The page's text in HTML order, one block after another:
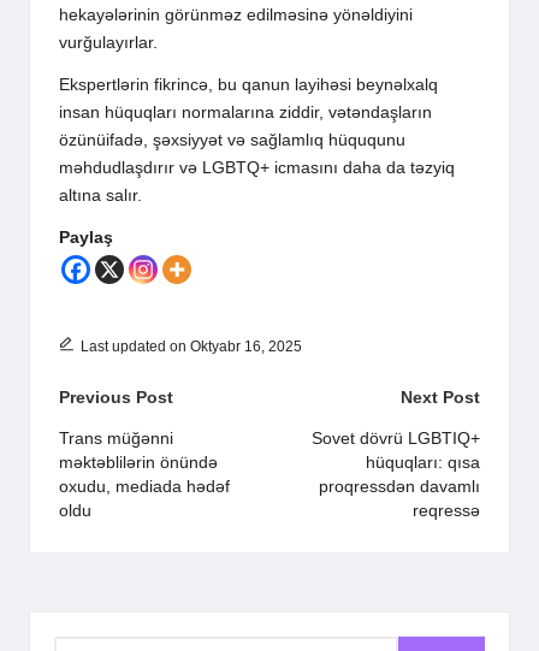
hekayələrinin görünməz edilməsinə yönəldiyini
vurğulayırlar.
Ekspertlərin fikrincə, bu qanun layihəsi beynəlxalq
insan hüquqları normalarına ziddir, vətəndaşların
özünüifadə, şəxsiyyət və sağlamlıq hüququnu
məhdudlaşdırır və LGBTQ+ icmasını daha da təzyiq
altına salır.
Paylaş
Last updated on Oktyabr 16, 2025
Post
navigation
Previous Post
Trans müğənni
məktəblilərin önündə
oxudu, mediada hədəf
oldu
Next Post
Sovet dövrü LGBTIQ+
hüquqları: qısa
proqressdən davamlı
reqressə